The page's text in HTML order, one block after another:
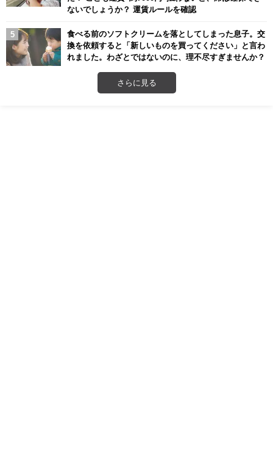
ないでしょうか？ 運賃ルールを確認
食べる前のソフトクリームを落としてしまった息子。交
換を依頼すると「新しいものを買ってください」と言わ
れました。わざとではないのに、理不尽すぎませんか？
さらに見る